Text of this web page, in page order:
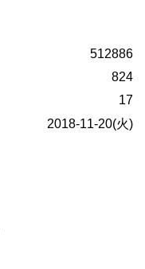
512886
824
17
2018-11-20(火)